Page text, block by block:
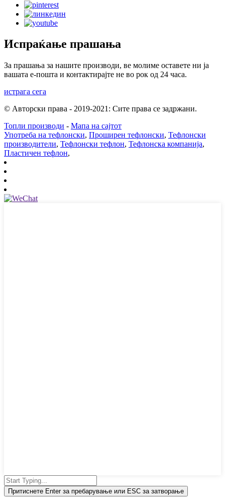
Испраќање прашања
За прашања за нашите производи, ве молиме оставете ни ја
вашата е-пошта и контактирајте не во рок од 24 часа.
истрага сега
© Авторски права - 2019-2021: Сите права се задржани.
Топли производи - Мапа на сајтот
Употреба на тефлонски, Проширен тефлонски, Тефлонски
производители, Тефлонски тефлон, Тефлонска компанија,
Пластичен тефлон,
Притиснете Enter за пребарување или ESC за затворање